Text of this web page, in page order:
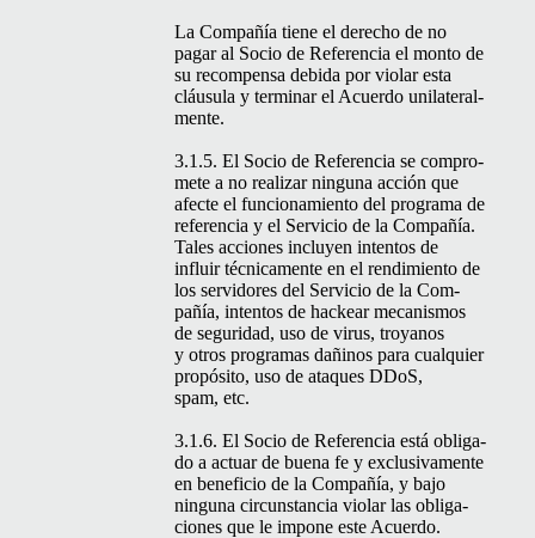
La Com­pañía tiene el dere­cho de no
pagar al Socio de Ref­er­en­cia el mon­to de
su rec­om­pen­sa debi­da por vio­lar esta
cláusu­la y ter­mi­nar el Acuer­do uni­lat­eral­
mente.
3.1.5. El Socio de Ref­er­en­cia se com­pro­
m­ete a no realizar ningu­na acción que
afecte el fun­cionamien­to del pro­gra­ma de
ref­er­en­cia y el Ser­vi­cio de la Com­pañía.
Tales acciones incluyen inten­tos de
influir téc­ni­ca­mente en el rendimien­to de
los servi­dores del Ser­vi­cio de la Com­
pañía, inten­tos de hack­ear mecan­is­mos
de seguri­dad, uso de virus, troy­anos
y otros pro­gra­mas dañi­nos para cualquier
propósi­to, uso de ataques DDoS,
spam, etc.
3.1.6. El Socio de Ref­er­en­cia está oblig­a­
do a actu­ar de bue­na fe y exclu­si­va­mente
en ben­efi­cio de la Com­pañía, y bajo
ningu­na cir­cun­stan­cia vio­lar las obliga­
ciones que le impone este Acuerdo.